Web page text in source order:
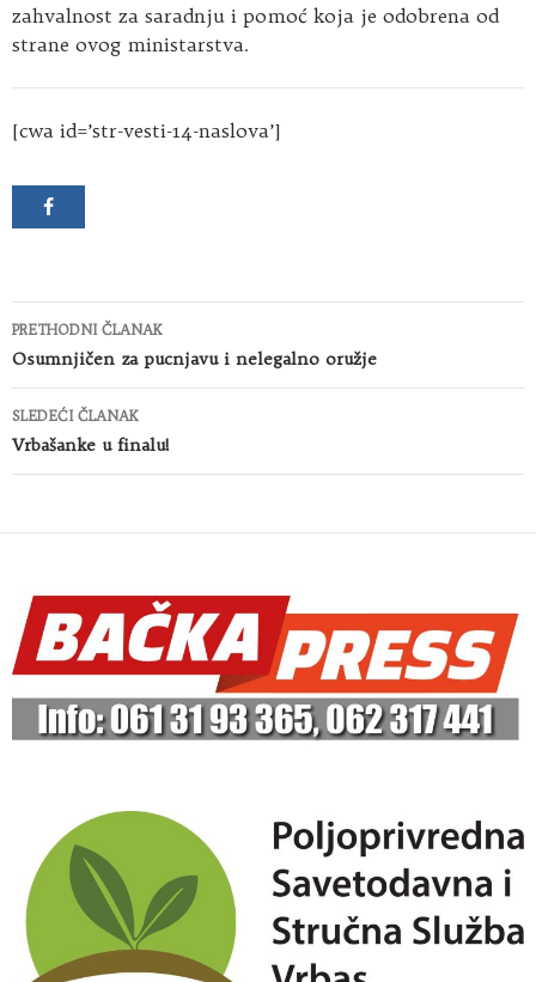
zahvalnost za saradnju i pomoć koja je odobrena od
strane ovog ministarstva.
[cwa id=’str-vesti-14-naslova’]
Kretanje
članaka
PRETHODNI ČLANAK
Osumnjičen za pucnjavu i nelegalno oružje
SLEDEĆI ČLANAK
Vrbašanke u finalu!